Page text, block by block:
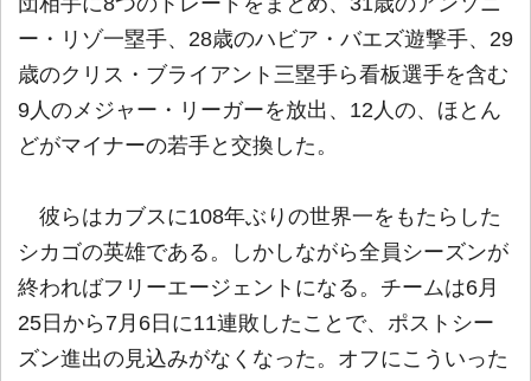
ー・リゾ一塁手、28歳のハビア・バエズ遊撃手、29
歳のクリス・ブライアント三塁手ら看板選手を含む
9人のメジャー・リーガーを放出、12人の、ほとん
どがマイナーの若手と交換した。
彼らはカブスに108年ぶりの世界一をもたらした
シカゴの英雄である。しかしながら全員シーズンが
終わればフリーエージェントになる。チームは6月
25日から7月6日に11連敗したことで、ポストシー
ズン進出の見込みがなくなった。オフにこういった